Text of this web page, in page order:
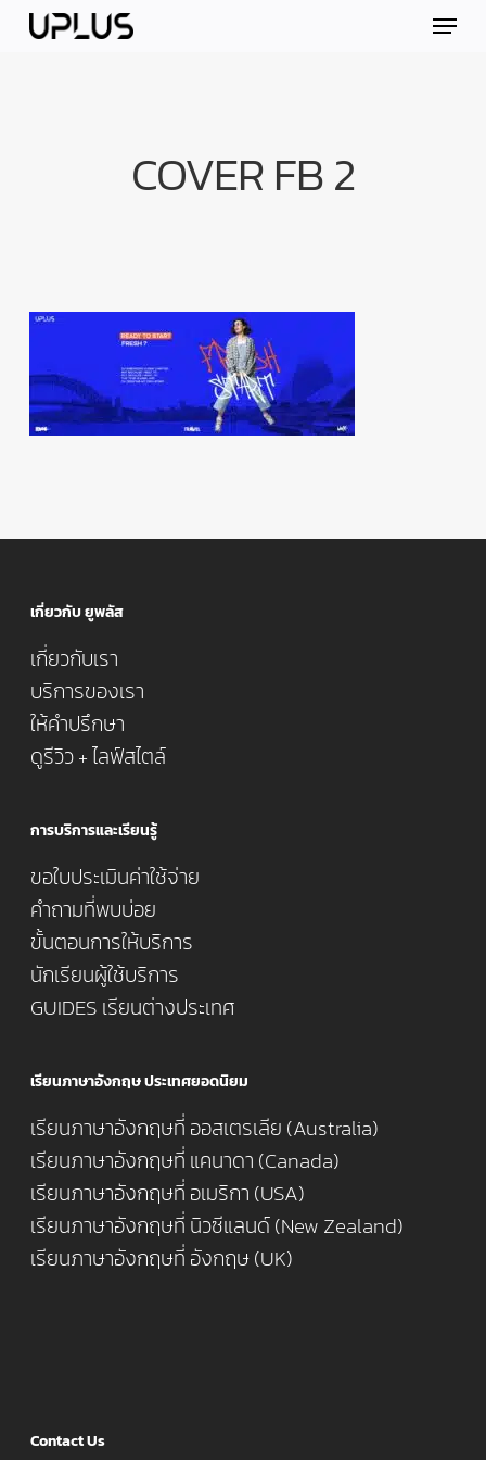
Skip Menu
COVER FB 2
เกี่ยวกับ ยูพลัส
เกี่ยวกับเรา
บริการของเรา
ให้คำปรึกษา
ดูรีวิว + ไลฟ์สไตล์
การบริการและเรียนรู้
ขอใบประเมินค่าใช้จ่าย
คำถามที่พบบ่อย
ขั้นตอนการให้บริการ
นักเรียนผู้ใช้บริการ
GUIDES เรียนต่างประเทศ
เรียนภาษาอังกฤษ ประเทศยอดนิยม
เรียนภาษาอังกฤษที่ ออสเตรเลีย (Australia)
เรียนภาษาอังกฤษที่ แคนาดา (Canada)
เรียนภาษาอังกฤษที่ อเมริกา (USA)
เรียนภาษาอังกฤษที่ นิวซีแลนด์ (New Zealand)
เรียนภาษาอังกฤษที่ อังกฤษ (UK)
Contact Us